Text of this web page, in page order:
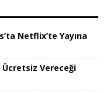
Netflix’te Yayına
Ücretsiz Vereceği